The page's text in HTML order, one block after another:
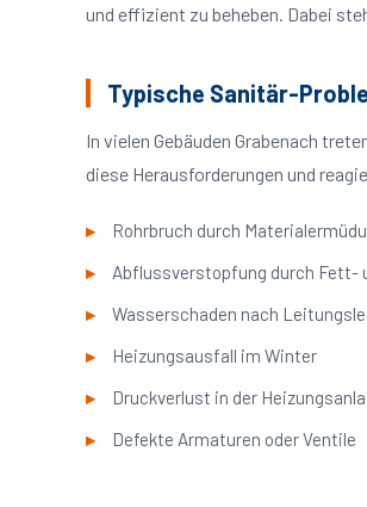
und effizient zu beheben. Dabei
Typische Sanitär-
In vielen Gebäuden Grabenach
diese Herausforderungen und
Rohrbruch durch
Abflussverstopfung durch Fett-
Wasserschaden nach
Heizungsausfall im Winter
Druckverlust in der
Defekte Armaturen oder Ventile